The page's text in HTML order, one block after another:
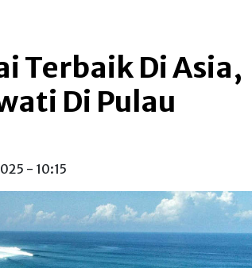
Terbaik Di Asia,
Di Pulau
- 10:15